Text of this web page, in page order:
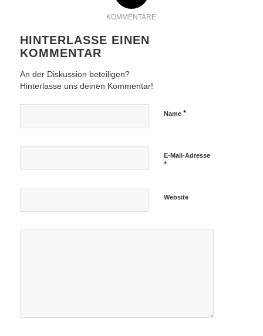
KOMMENTARE
HINTERLASSE EINEN
KOMMENTAR
An der Diskussion beteiligen?
Hinterlasse uns deinen Kommentar!
Name *
E-Mail-Adresse
*
Website